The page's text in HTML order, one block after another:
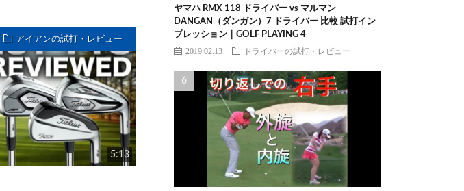
アイアンの試打・レビュー
5:13
ヤマハ RMX 118 ドライバー vs マルマン
DANGAN（ダンガン）7 ドライバー 比較 試打イン
プレッション｜GOLF PLAYING 4
2019.02.13 ドライバーの試打・レビュー